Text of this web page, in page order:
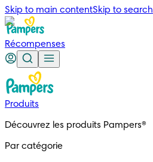
Skip to main contentSkip to search
Récompenses
Produits
Découvrez les produits Pampers®
Par catégorie